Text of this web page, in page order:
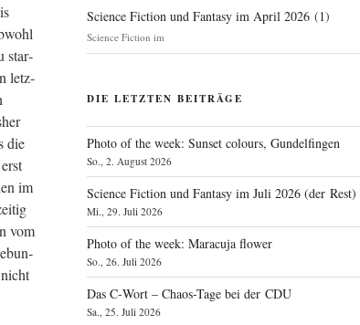
star­
letz­
die
im
vom
Science Fiction und Fantasy im April 2026 (1)
Science Fiction im
DIE LETZTEN BEITRÄGE
Photo of the week: Sunset colours, Gundelfingen
So., 2. August 2026
Science Fiction und Fantasy im Juli 2026 (der Rest)
Mi., 29. Juli 2026
Photo of the week: Maracuja flower
So., 26. Juli 2026
Das C‑Wort – Chaos-Tage bei der CDU
Sa., 25. Juli 2026